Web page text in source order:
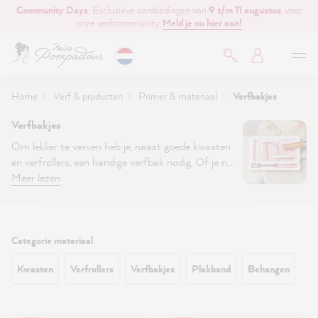
hoofdinhoud
Community Days: Exclusieve aanbiedingen van 9 t/m 11 augustus , voor
onze verfcommunity. Meld je nu hier aan!
Home Verf & producten Primer & materiaal Verfbakjes
Verfbakjes
Om lekker te verven heb je, naast goede kwasten
en verfrollers, een handige verfbak nodig. Of je nu
met een kwast, kleine of grote verfroller schildert,
Meer lezen
Categorie materiaal
Kwasten Verfrollers Verfbakjes Plakband Behangen